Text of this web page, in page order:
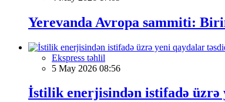
Yerevanda Avropa sammiti:
Ekspress təhlil
5 May 2026 08:56
İstilik enerjisindən istifadə üzrə